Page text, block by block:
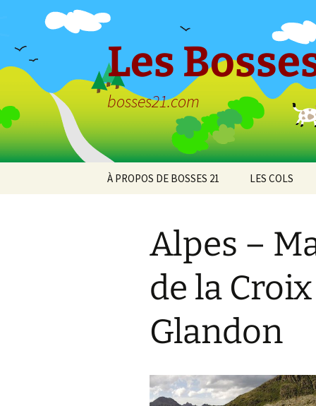
Les
bosses21.com
À PROPOS DE BOSSES 21 LES COLS
Col de
Col de la Croix
l’Ormeau
Col de la
Col du
Alpes –
de la
Glandon